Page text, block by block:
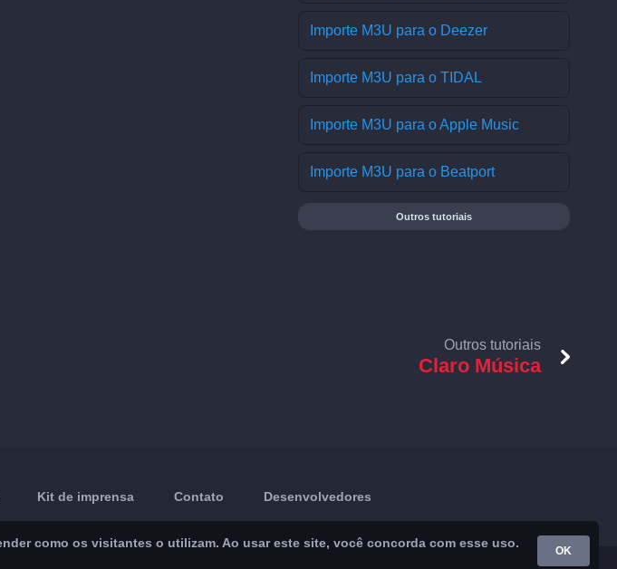
Importe M3U para o Deezer
Importe M3U para o TIDAL
Importe M3U para o Apple Music
Importe M3U para o Beatport
Outros tutoriais
Outros tutoriais
Claro Música
Kit de imprensa Contato Desenvolvedores
como os visitantes o utilizam. Ao usar este site, você concorda com esse uso.
OK